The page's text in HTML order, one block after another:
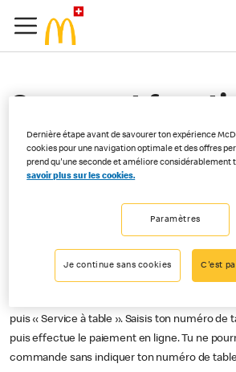
Comment
service à table
mode de retrait
Order&Pay ?
Si tu souhaites être servi.e à table, tu dois
assise dans le restaurant sélectionné.
puis « Service à table ». Saisis ton numéro de
puis effectue le paiement en ligne. Tu ne
commande sans indiquer ton numéro de
Dernière étape avant de savourer ton expérience
cookies pour une navigation optimale et des offres
prend qu'une seconde et améliore considérablement
savoir plus sur les cookies.
Paramètres
Je continue sans cookies C'est